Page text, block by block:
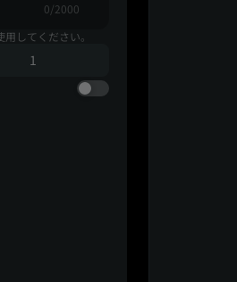
0/2000
してください。
1